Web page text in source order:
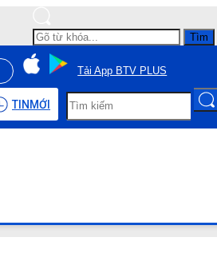
Tìm
Tải App BTV PLUS
TIN MỚI